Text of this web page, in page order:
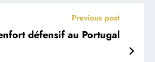
Previous post
défensif au Portugal